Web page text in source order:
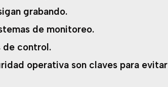
grabando.
de monitoreo.
de control.
operativa son claves para evitar